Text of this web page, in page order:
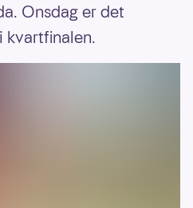
Onsdag er det
kvartfinalen.